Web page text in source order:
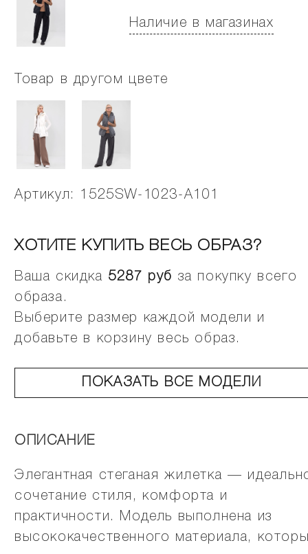
Наличие в магазинах
Товар в другом цвете
Артикул: 1525SW-1023-A101
ХОТИТЕ КУПИТЬ ВЕСЬ ОБРАЗ?
Ваша скидка 5287 руб за покупку всего
образа.
Выберите размер каждой модели и
добавьте в корзину весь образ.
ПОКАЗАТЬ ВСЕ МОДЕЛИ
ОПИСАНИЕ
Элегантная стеганая жилетка —
сочетание стиля, комфорта и
практичности. Модель выполнена из
высококачественного материала,